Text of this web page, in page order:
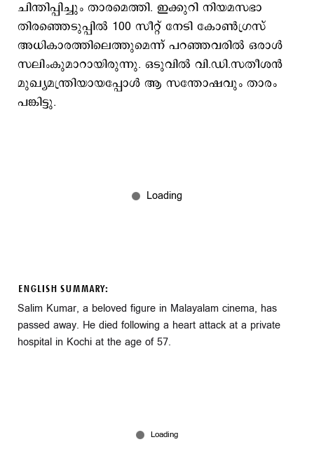
ചിന്തിപ്പിച്ചും താരമെത്തി. ഇക്കുറി നിയമസഭാ
തിരഞ്ഞെടുപ്പില്‍ 100 സീറ്റ് നേടി കോണ്‍ഗ്രസ്
അധികാരത്തിലെത്തുമെന്ന് പറഞ്ഞവരില്‍ ഒരാള്‍
സലിംകുമാറായിരുന്നു. ഒടുവില്‍ വി.ഡി.സതീശന്‍
മുഖ്യമന്ത്രിയായപ്പോള്‍ ആ സന്തോഷവും താരം
പങ്കിട്ടു.
ENGLISH SUMMARY:
Salim Kumar, a beloved figure in Malayalam cinema, has
passed away. He died following a heart attack at a private
hospital in Kochi at the age of 57.